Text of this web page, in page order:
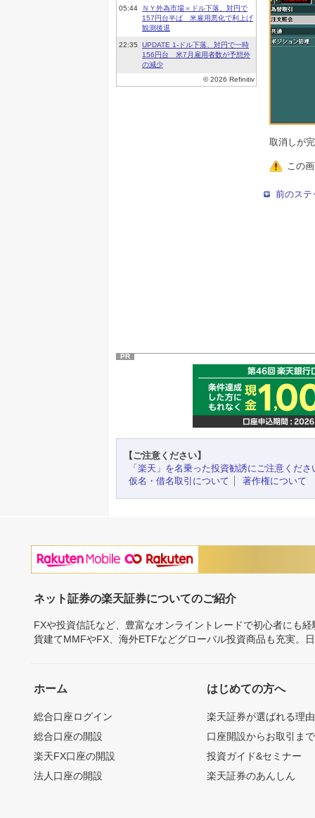
取消しが
この
前のステ
PR
【ご注意ください】
「楽天」を名乗った投資勧誘にご注意くださ
仮名・借名取引について
著作権について
ネット証券の楽天証券についてのご紹介
FXや投資信託など、豊富なオンライントレードで初心者にも
貨建てMMFやFX、海外ETFなどグローバル投資商品も充実。
ホーム
総合口座ログイン
総合口座の開設
楽天FX口座の開設
法人口座の開設
はじめての方へ
楽天証券が選ばれる理由
口座開設からお取引ま
投資ガイド&セミナー
楽天証券のあんしん